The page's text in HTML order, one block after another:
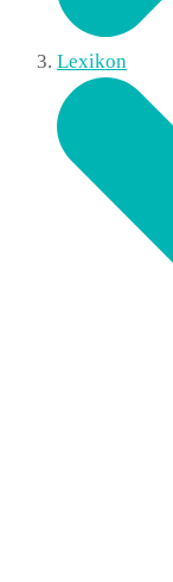
Lexikon